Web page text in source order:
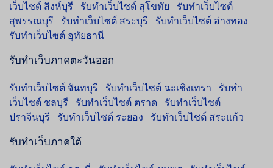
เว็บไซต์ สิงห์บุรี
รับทำเว็บไซต์ สุโขทัย
รับทำเว็บไซต์
สุพรรณบุรี
รับทำเว็บไซต์ สระบุรี
รับทำเว็บไซต์ อ่างทอง
รับทำเว็บไซต์ อุทัยธานี
รับทำเว็บภาคตะวันออก
รับทำเว็บไซต์ จันทบุรี รับทำเว็บไซต์ ฉะเชิงเทรา
รับทำ
เว็บไซต์ ชลบุรี
รับทำเว็บไซต์ ตราด
รับทำเว็บไซต์
ปราจีนบุรี
รับทำเว็บไซต์ ระยอง รับทำเว็บไซต์ สระแก้ว
รับทำเว็บภาคใต้